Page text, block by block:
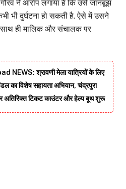
ने आरोप लगाया है कि उसे जानबूझ
भी दुर्घटना हो सकती है. ऐसे में उसने
ही मालिक और संचालक पर
NEWS: श्रावणी मेला यात्रियों के लिए
का विशेष सहायता अभियान, चंद्रपुरा
अतिरिक्त टिकट काउंटर और हेल्प बूथ शुरू